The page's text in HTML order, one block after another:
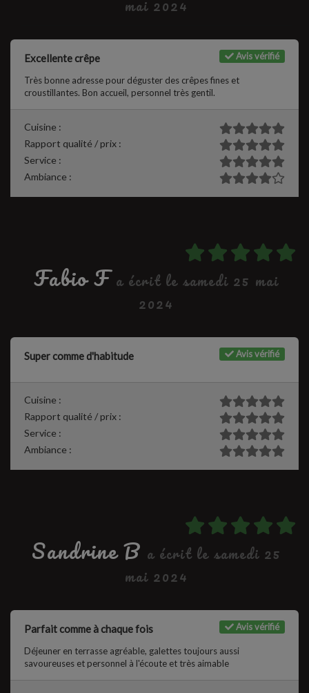
mai 2024
Avis vérifié
Excellente crêpe
Très bonne adresse pour déguster des crêpes fines et
croustillantes. Bon accueil, personnel très gentil.
Cuisine :
Rapport qualité / prix :
Service :
Ambiance :
Fabio F a écrit le samedi 25 mai
2024
Avis vérifié
Super comme d'habitude
Cuisine :
Rapport qualité / prix :
Service :
Ambiance :
Sandrine B a écrit le samedi 25
mai 2024
Avis vérifié
Parfait comme à chaque fois
Déjeuner en terrasse agréable, galettes toujours aussi
savoureuses et personnel à l'écoute et très aimable